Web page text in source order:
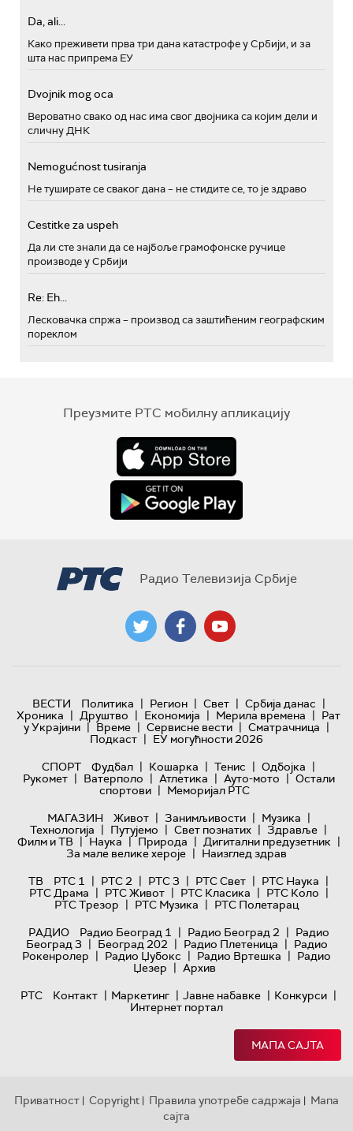
Da, ali...
Како преживети прва три дана катастрофе у Србији, и за
шта нас припрема ЕУ
Dvojnik mog oca
Вероватно свако од нас има свог двојника са којим дели и
сличну ДНК
Nemogućnost tusiranja
Не туширате се сваког дана – не стидите се, то је здраво
Cestitke za uspeh
Да ли сте знали да се најбоље грамофонске ручице
производе у Србији
Re: Eh...
Лесковачка спржа – производ са заштићеним географским
пореклом
Преузмите РТС мобилну апликацију
Радио Телевизија Србије
ВЕСТИ Политика | Регион | Свет | Србија данас |
Хроника | Друштво | Економија | Мерила времена | Рат
у Украјини | Време | Сервисне вести | Сматрачница |
Подкаст | ЕУ могућности 2026
СПОРТ
Фудбал | Кошарка | Тенис | Одбојка |
Рукомет | Ватерполо | Атлетика | Ауто-мото | Остали
спортови | Меморијал РТС
МАГАЗИН
Живот | Занимљивости | Музика |
Технологијa | Путујемо | Свет познатих | Здравље |
Филм и ТВ | Наука | Природа | Дигитални предузетник |
За мале велике хероје | Наизглед здрав
ТВ
РТС 1 | РТС 2 | РТС 3 | РТС Свет | РТС Наука |
РТС Драма | РТС Живот | РТС Класика | РТС Коло |
РТС Трезор | РТС Музика | РТС Полетарац
РАДИО
Радио Београд 1 | Радио Београд 2 | Радио
Београд 3 | Београд 202 | Радио Плетеница | Радио
Рокенролер | Радио Џубокс | Радио Вртешка | Радио
Џезер | Архив
РТС
Контакт | Маркетинг | Јавне набавке | Конкурси |
Интернет портал
МАПА САЈТА
Приватност | Copyright | Правила употребе садржаја | Мапа
сајта